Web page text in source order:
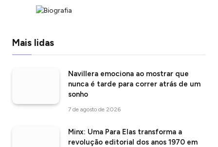
Mais lidas
Navillera emociona ao mostrar que
nunca é tarde para correr atrás de um
sonho
7 de agosto de 2026
Minx: Uma Para Elas transforma a
revolução editorial dos anos 1970 em